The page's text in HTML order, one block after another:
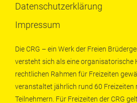
Datenschutzerklärung
Impressum
Die CRG – ein Werk der Freien
versteht sich als eine organisatorische
rechtlichen Rahmen für Freizeiten
veranstaltet jährlich rund 60 Freizeiten
Teilnehmern. Für Freizeiten der CRG